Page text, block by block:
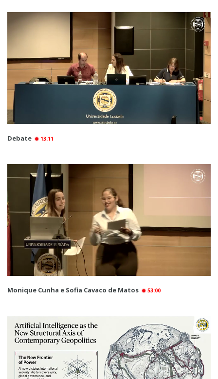
Debate 13:11
Monique Cunha e Sofia Cavaco de Matos 53:00